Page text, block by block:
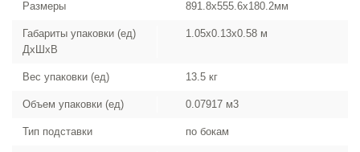
Размеры 891.8x555.6x180.2мм
Габариты упаковки (ед)
ДхШхВ
1.05x0.13x0.58 м
Вес упаковки (ед) 13.5 кг
Объем упаковки (ед) 0.07917 м3
Тип подставки по бокам